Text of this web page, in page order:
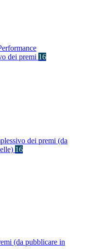
dei premi 16
dei premi (da
16
(da pubblicare in